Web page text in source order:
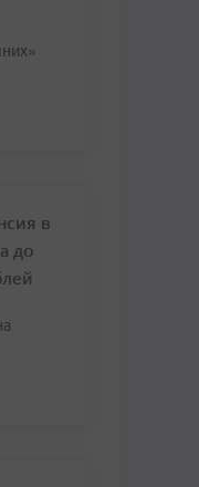
в
до